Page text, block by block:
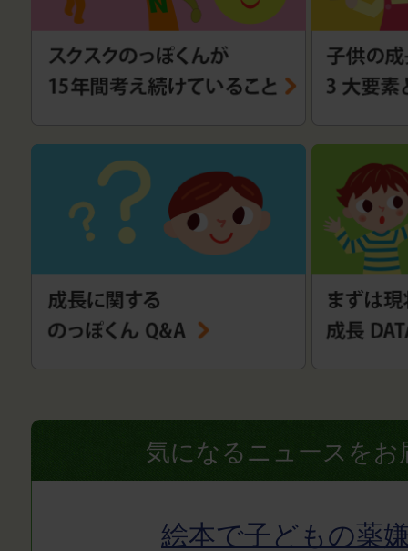
気になるニュースをお
絵本で子どもの薬